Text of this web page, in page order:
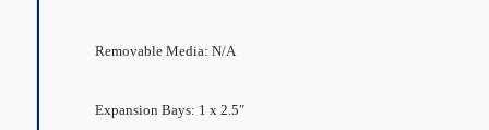
Removable Media: N/A
Expansion Bays: 1 x 2.5″